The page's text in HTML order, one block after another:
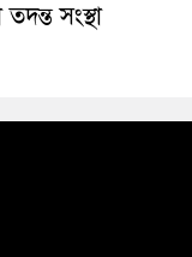
সংস্থা